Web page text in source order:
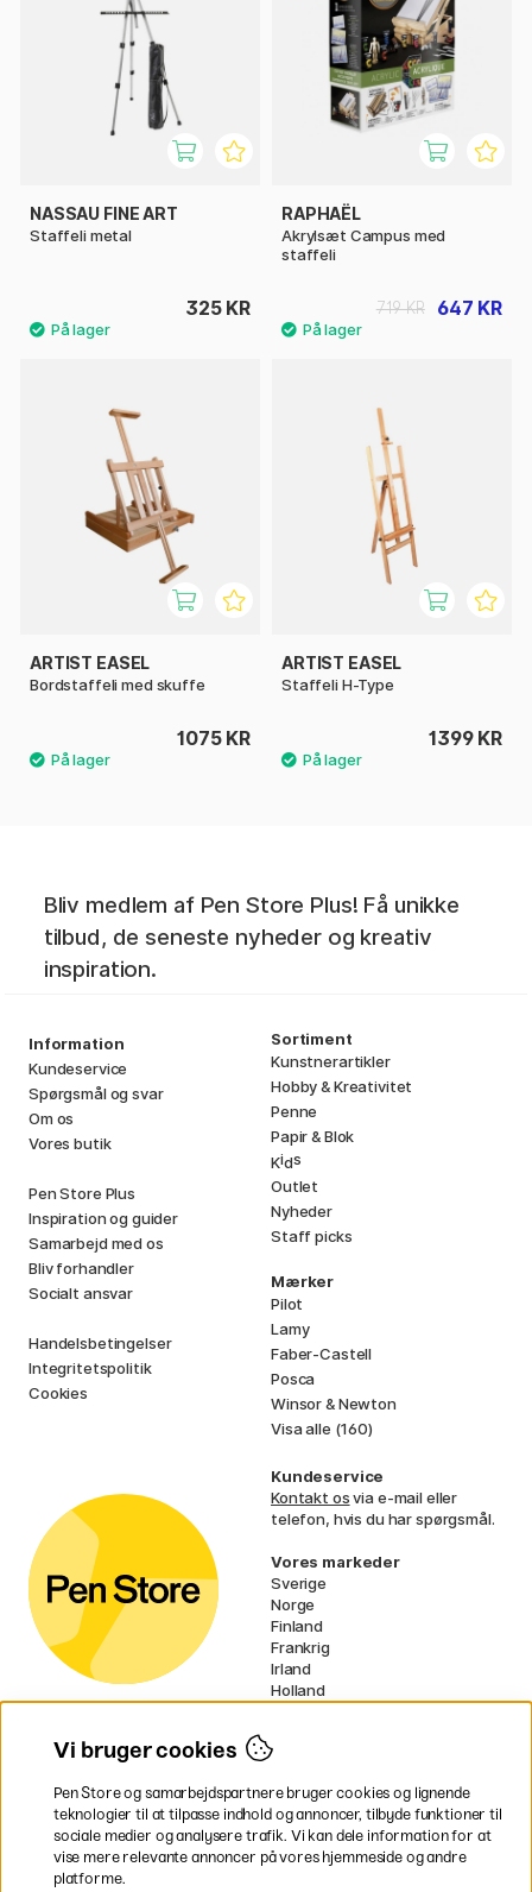
NASSAU FINE ART
Staffeli metal
325 KR
RAPHAËL
Akrylsæt Campus med
staffeli
647 KR
719 KR
ARTIST EASEL
Bordstaffeli med skuffe
1075 KR
ARTIST EASEL
Staffeli H-Type
1399 KR
Bliv medlem af Pen Store Plus! Få unikke
tilbud, de seneste nyheder og kreativ
inspiration.
Information
Kundeservice
Spørgsmål og svar
Om os
Vores butik
Pen Store Plus
Inspiration og guider
Samarbejd med os
Bliv forhandler
Socialt ansvar
Handelsbetingelser
Integritetspolitik
Cookies
Sortiment
Kunstnerartikler
Hobby & Kreativitet
Penne
Papir & Blok
Kids
Outlet
Nyheder
Staff picks
Mærker
Pilot
Lamy
Faber-Castell
Posca
Winsor & Newton
Visa alle (160)
Kundeservice
Kontakt osvia e-mail eller
telefon, hvis du har spørgsmål.
Vores markeder
Sverige
Norge
Finland
Frankrig
Irland
Holland
EU
* Specifikkefragtvilkår gælder for
voluminøse varer.
Vi bruger cookies
Pen Store og samarbejdspartnere bruger cookies og lignende
teknologier til at tilpasse indhold og annoncer, tilbyde funktioner til
sociale medier og analysere trafik. Vi kan dele information for at
vise mere relevante annoncer på vores hjemmeside og andre
platforme.